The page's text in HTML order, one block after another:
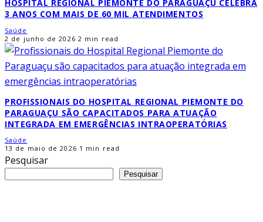
HOSPITAL REGIONAL PIEMONTE DO PARAGUAÇU CELEBRA
3 ANOS COM MAIS DE 60 MIL ATENDIMENTOS
Saúde
2 de junho de 2026 2 min read
PROFISSIONAIS DO HOSPITAL REGIONAL PIEMONTE DO
PARAGUAÇU SÃO CAPACITADOS PARA ATUAÇÃO
INTEGRADA EM EMERGÊNCIAS INTRAOPERATÓRIAS
Saúde
13 de maio de 2026 1 min read
Pesquisar
Pesquisar